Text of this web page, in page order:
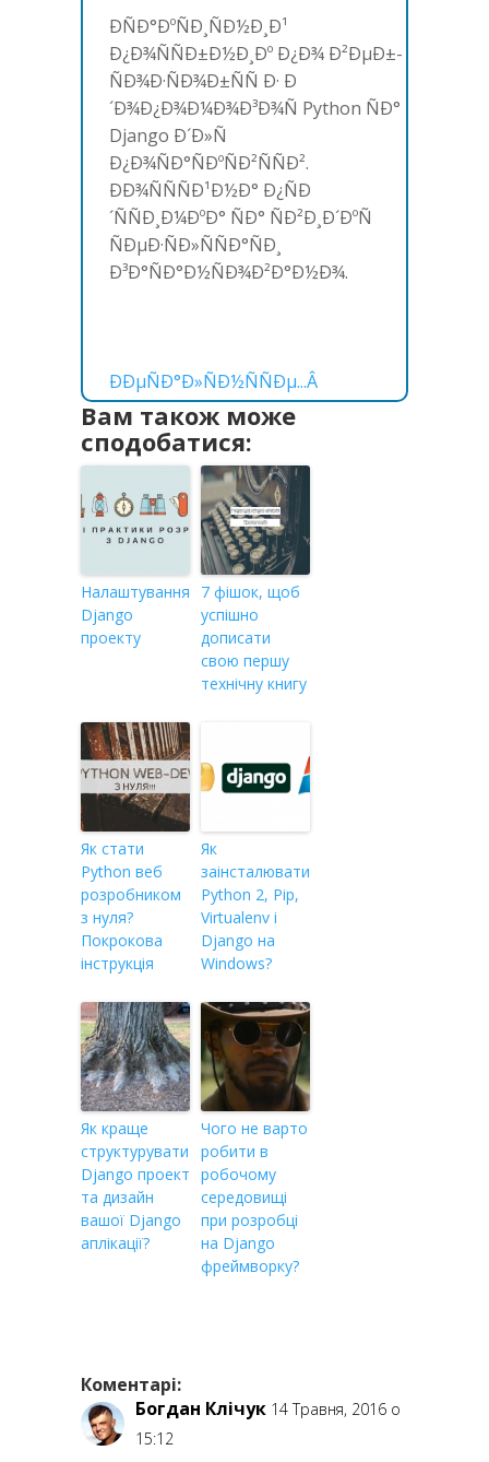
ÐÑÐ°ÐºÑÐ¸ÑÐ½Ð¸Ð¹
Ð¿Ð¾ÑÑÐ±Ð½Ð¸Ðº Ð¿Ð¾ Ð²ÐµÐ±-
ÑÐ¾Ð·ÑÐ¾Ð±ÑÑ Ð· Ð
´Ð¾Ð¿Ð¾Ð¼Ð¾Ð³Ð¾Ñ Python ÑÐ°
Django Ð´Ð»Ñ
Ð¿Ð¾ÑÐ°ÑÐºÑÐ²ÑÑÐ².
ÐÐ¾ÑÑÑÐ¹Ð½Ð° Ð¿ÑÐ
´ÑÑÐ¸Ð¼ÐºÐ° ÑÐ° ÑÐ²Ð¸Ð´ÐºÑ
ÑÐµÐ·ÑÐ»ÑÑÐ°ÑÐ¸
Ð³Ð°ÑÐ°Ð½ÑÐ¾Ð²Ð°Ð½Ð¾.
ÐÐµÑÐ°Ð»ÑÐ½ÑÑÐµ...Â
Вам також може
сподобатися:
Налаштування
Django
проекту
7 фішок, щоб
успішно
дописати
свою першу
технічну книгу
Як стати
Python веб
розробником
з нуля?
Покрокова
інструкція
Як
заінсталювати
Python 2, Pip,
Virtualenv i
Django на
Windows?
Як краще
структурувати
Django проект
та дизайн
вашої Django
аплікації?
Чого не варто
робити в
робочому
середовищі
при розробці
на Django
фреймворку?
Коментарі:
Богдан Клічук 14 Травня, 2016 о
15:12